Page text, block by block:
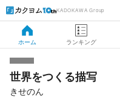
KADOKAWA Group
ホーム ランキング
世界をつくる描写
きせのん